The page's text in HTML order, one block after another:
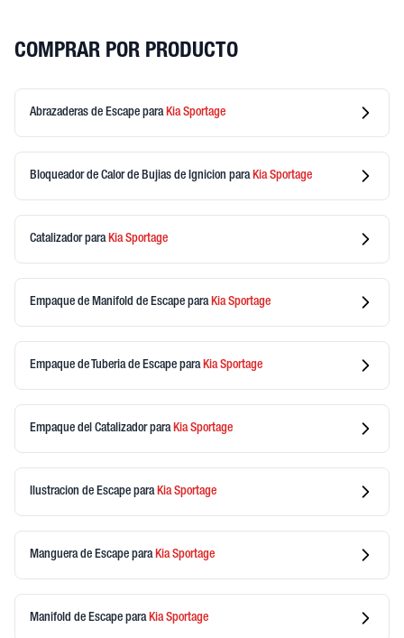
COMPRAR POR PRODUCTO
Abrazaderas de Escape para KiaSportage
Bloqueador de Calor de Bujias de Ignicion para KiaSportage
Catalizadorpara KiaSportage
Empaque de Manifold de Escape para KiaSportage
Empaque de Tuberia de Escape para KiaSportage
Empaque del Catalizadorpara KiaSportage
Ilustracion de Escape para KiaSportage
Manguera de Escape para KiaSportage
Manifold de Escape para KiaSportage